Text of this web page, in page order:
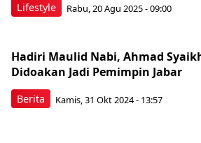
Lifestyle Rabu, 20 Agu 2025 - 09:00
Berita
Hadiri Maulid Nabi, Ahmad
Didoakan Jadi Pemimpin Jabar
Kamis, 31 Okt 2024 - 13:57